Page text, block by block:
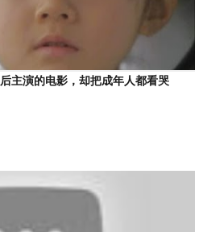
主演的电影，却把成年人都看哭